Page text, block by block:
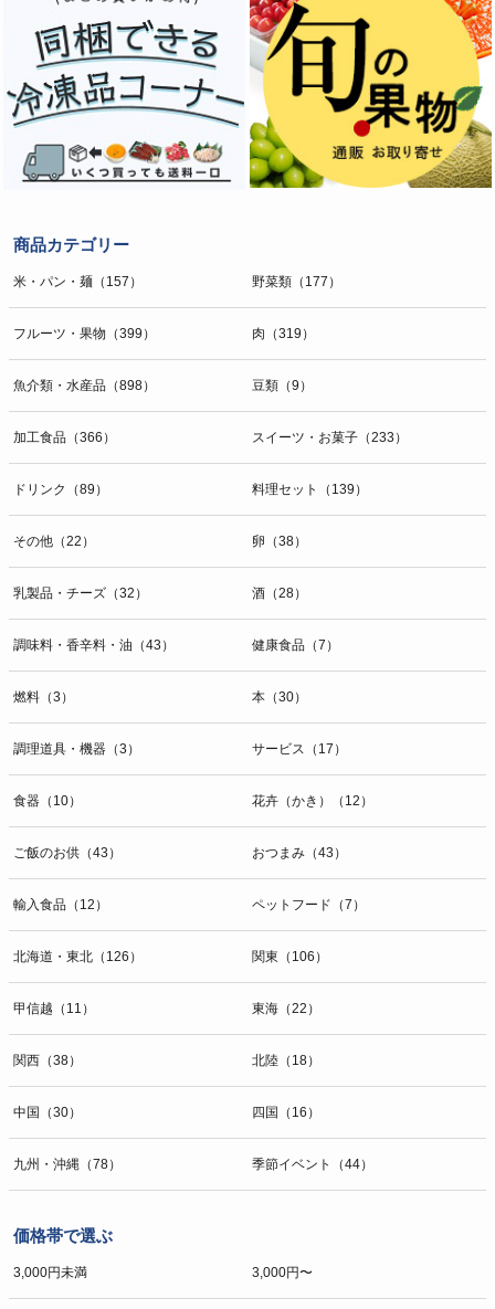
商品カテゴリー
米・パン・麺（157） 野菜類（177）
フルーツ・果物（399） 肉（319）
魚介類・水産品（898） 豆類（9）
加工食品（366） スイーツ・お菓子（233）
ドリンク（89） 料理セット（139）
その他（22） 卵（38）
乳製品・チーズ（32） 酒（28）
調味料・香辛料・油（43） 健康食品（7）
燃料（3） 本（30）
調理道具・機器（3） サービス（17）
食器（10） 花卉（かき）（12）
ご飯のお供（43） おつまみ（43）
輸入食品（12） ペットフード（7）
北海道・東北（126） 関東（106）
甲信越（11） 東海（22）
関西（38） 北陸（18）
中国（30） 四国（16）
九州・沖縄（78） 季節イベント（44）
価格帯で選ぶ
3,000円未満 3,000円〜